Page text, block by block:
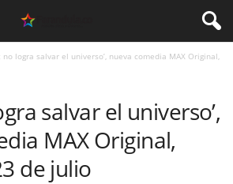
no logra salvar el universo’, nueva comedia MAX Original,
salvar el universo’,
MAX Original,
de julio